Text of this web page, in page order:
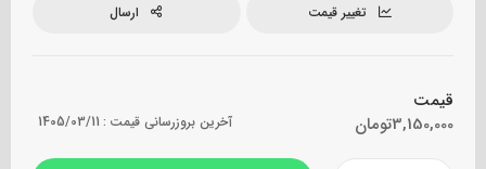
تغییر قیمت ارسال
قیمت
تومان3,150,000 آخرین بروزرسانی قیمت : 1405/03/11